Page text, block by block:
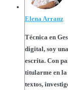
Elena Arranz
Técnica en
digital, soy
escrita. Con
titularme en la
textos,